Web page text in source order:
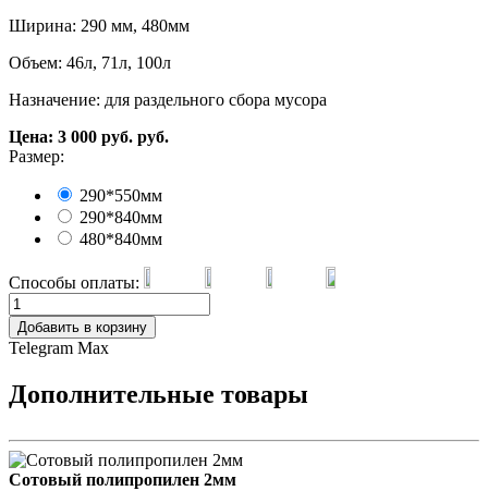
Ширина: 290 мм, 480мм
Объем: 46л, 71л, 100л
Назначение: для раздельного сбора мусора
Цена: 3 000 руб. руб.
Размер:
290*550мм
290*840мм
480*840мм
Способы оплаты:
Добавить в корзину
Telegram Max
Дополнительные товары
Сотовый полипропилен 2мм